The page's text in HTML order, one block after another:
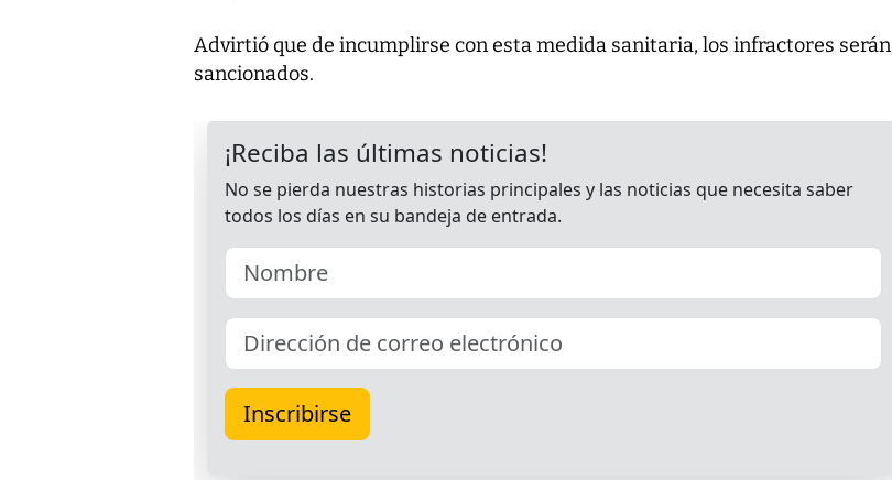
Advirtió que de incumplirse con esta medida sanitaria, los infractores serán
sancionados.